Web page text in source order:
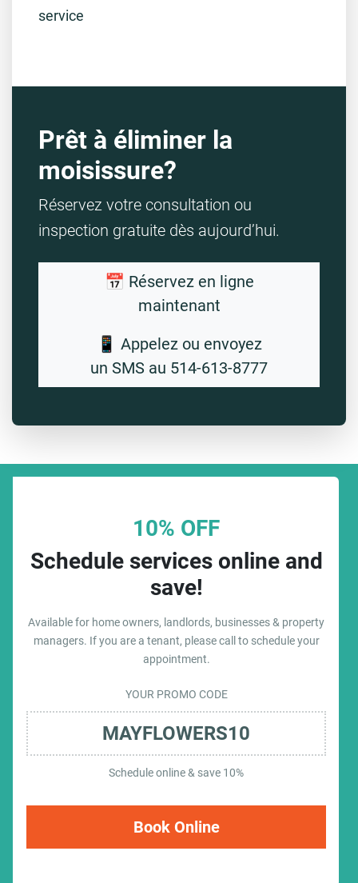
Prêt à éliminer la
moisissure?
Réservez votre consultation ou
inspection gratuite dès aujourd’hui.
📅 Réservez en ligne
maintenant
📱 Appelez ou envoyez
un SMS au 514-613-8777
service
10% OFF
Schedule services online and
save!
Available for home owners, landlords, businesses & property
managers. If you are a tenant, please call to schedule your
appointment.
YOUR PROMO CODE
MAYFLOWERS10
Schedule online & save 10%
Book Online